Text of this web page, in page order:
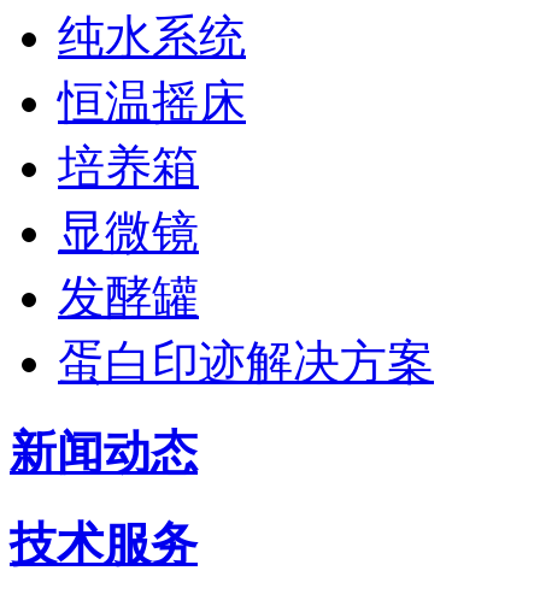
纯水系统
恒温摇床
培养箱
显微镜
发酵罐
蛋白印迹解决方案
新闻动态
技术服务